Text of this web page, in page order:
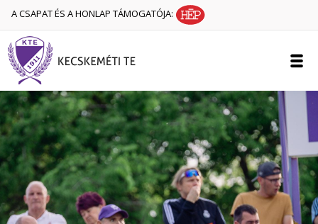
A CSAPAT ÉS A HONLAP TÁMOGATÓJA: